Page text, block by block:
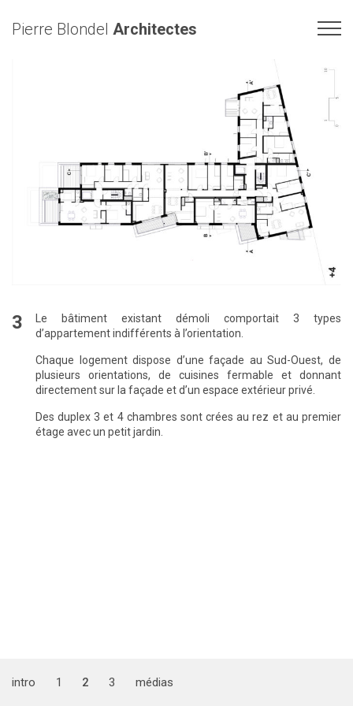
Pierre Blondel Architectes
3
Le bâtiment existant démoli comportait 3 types
d’appartement indifférents à l’orientation.
Chaque logement dispose d’une façade au Sud-Ouest, de
plusieurs orientations, de cuisines fermable et donnant
directement sur la façade et d’un espace extérieur privé.
Des duplex 3 et 4 chambres sont crées au rez et au premier
étage avec un petit jardin.
intro 1 2 3 médias